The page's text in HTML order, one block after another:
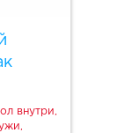
внутри,